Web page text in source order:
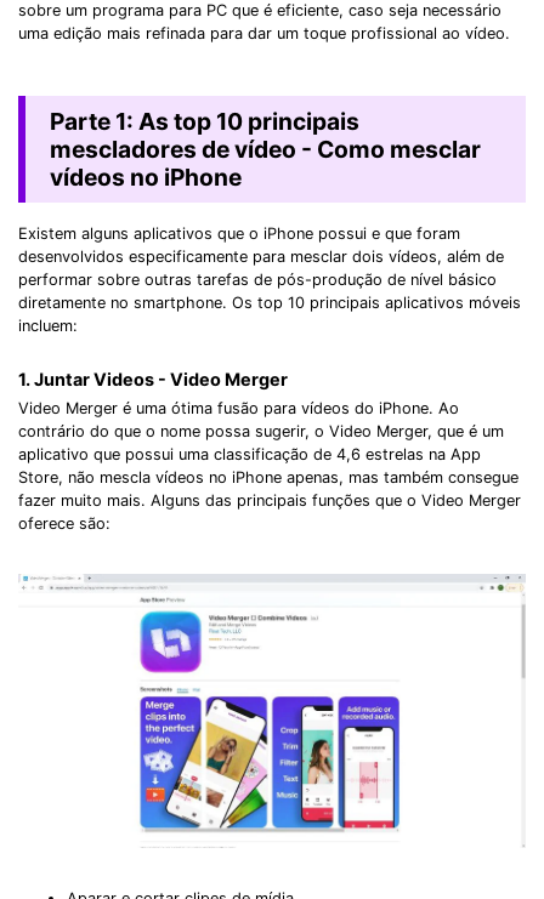
sobre um programa para PC que é eficiente, caso seja necessário
uma edição mais refinada para dar um toque profissional ao vídeo.
Parte 1: As top 10 principais
mescladores de vídeo - Como mesclar
vídeos no iPhone
Existem alguns aplicativos que o iPhone possui e que foram
desenvolvidos especificamente para mesclar dois vídeos, além de
performar sobre outras tarefas de pós-produção de nível básico
diretamente no smartphone. Os top 10 principais aplicativos móveis
incluem:
1. Juntar Videos - Video Merger
Video Merger é uma ótima fusão para vídeos do iPhone. Ao
contrário do que o nome possa sugerir, o Video Merger, que é um
aplicativo que possui uma classificação de 4,6 estrelas na App
Store, não mescla vídeos no iPhone apenas, mas também consegue
fazer muito mais. Alguns das principais funções que o Video Merger
oferece são: